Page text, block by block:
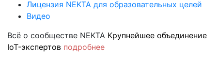
Лицензия NEKTA для образовательных целей
Видео
Всё о сообществе NEKTA Крупнейшее объединение
IoT-экспертов подробнее